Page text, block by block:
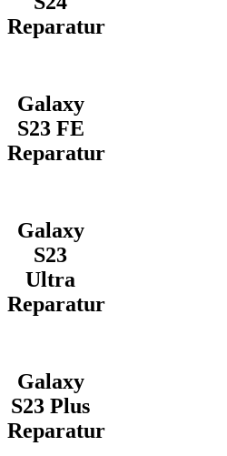
Reparatur
Galaxy
S23 FE
Reparatur
Galaxy
S23
Ultra
Reparatur
Galaxy
S23 Plus
Reparatur